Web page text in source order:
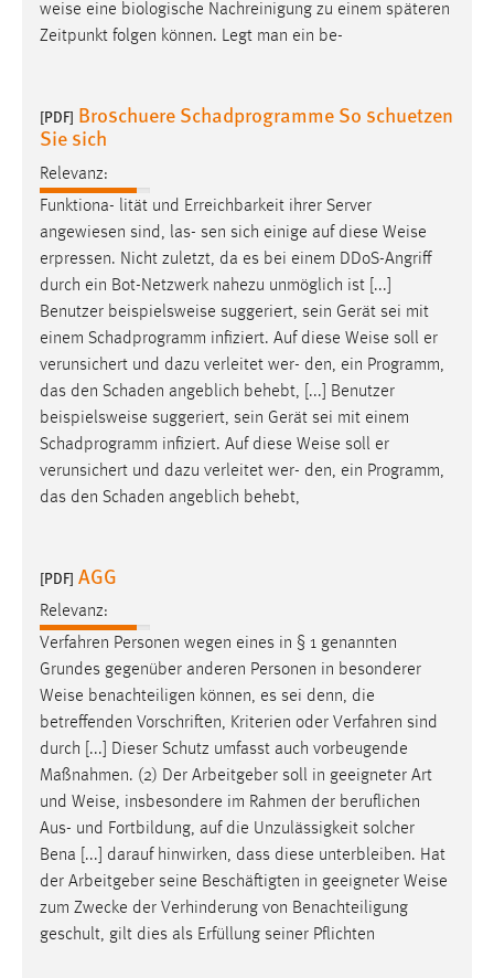
weise eine biologische Nachreinigung zu einem späteren
Zeitpunkt folgen können. Legt man ein be-
[PDF] Broschuere Schadprogramme So schuetzen
Sie sich
Relevanz:
Funktiona- lität und Erreichbarkeit ihrer Server
angewiesen sind, las- sen sich einige auf diese Weise
erpressen. Nicht zuletzt, da es bei einem DDoS-Angriff
durch ein Bot-Netzwerk nahezu unmöglich ist [...]
Benutzer beispielsweise suggeriert, sein Gerät sei mit
einem Schadprogramm infiziert. Auf diese Weise soll er
verunsichert und dazu verleitet wer- den, ein Programm,
das den Schaden angeblich behebt, [...] Benutzer
beispielsweise suggeriert, sein Gerät sei mit einem
Schadprogramm infiziert. Auf diese Weise soll er
verunsichert und dazu verleitet wer- den, ein Programm,
das den Schaden angeblich behebt,
[PDF] AGG
Relevanz:
Verfahren Personen wegen eines in § 1 genannten
Grundes gegenüber anderen Personen in besonderer
Weise benachteiligen können, es sei denn, die
betreffenden Vorschriften, Kriterien oder Verfahren sind
durch [...] Dieser Schutz umfasst auch vorbeugende
Maßnahmen. (2) Der Arbeitgeber soll in geeigneter Art
und Weise, insbesondere im Rahmen der beruflichen
Aus- und Fortbildung, auf die Unzulässigkeit solcher
Bena [...] darauf hinwirken, dass diese unterbleiben. Hat
der Arbeitgeber seine Beschäftigten in geeigneter Weise
zum Zwecke der Verhinderung von Benachteiligung
geschult, gilt dies als Erfüllung seiner Pflichten